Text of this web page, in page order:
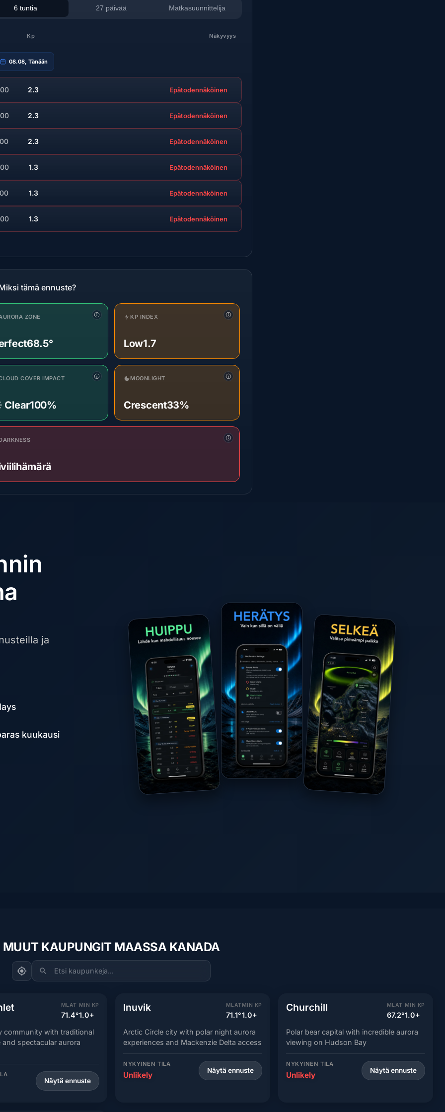
6 tuntia 27 päivää Matkasuunnittelija
Kp Näkyvyys
08.08, Tänään
2.3 Epätodennäköinen
2.3 Epätodennäköinen
2.3 Epätodennäköinen
1.3 Epätodennäköinen
1.3 Epätodennäköinen
1.3 Epätodennäköinen
tämä ennuste?
ZONE
68.5°
KP INDEX
Low1.7
COVER IMPACT
100%
MOONLIGHT
Crescent33%
ja
kuukausi
MUUT KAUPUNGIT MAASSA KANADA
Etsi kaupunkeja...
MLAT
71.4°
MIN KP
1.0+
community with traditional
spectacular aurora
Näytä ennuste
Inuvik MLAT
71.1°
MIN KP
1.0+
Arctic Circle city with polar night aurora
experiences and Mackenzie Delta access
NYKYINEN TILA
Unlikely Näytä ennuste
Churchill MLAT
67.2°
MIN KP
1.0+
Polar bear capital with incredible aurora
viewing on Hudson Bay
NYKYINEN TILA
Unlikely Näytä ennuste